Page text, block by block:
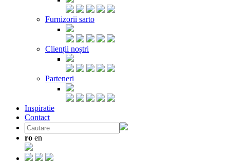
Furnizorii sarto
Clienții noștri
Parteneri
Inspiratie
Contact
ro en